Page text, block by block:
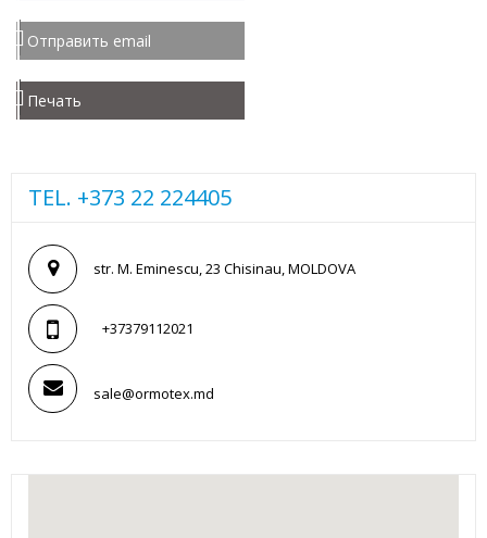
Отправить email
Печать
TEL. +373 22 224405
str. M. Eminescu, 23 Chisinau, MOLDOVA
+37379112021
sale@ormotex.md